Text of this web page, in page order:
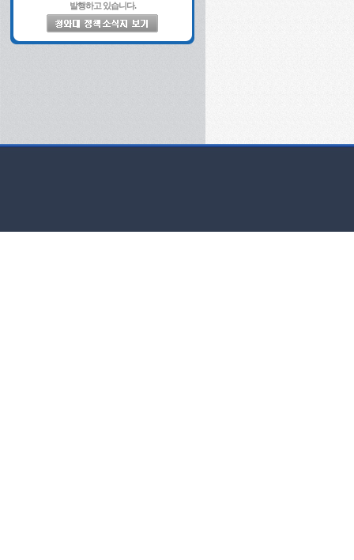
발행하고 있습니다.